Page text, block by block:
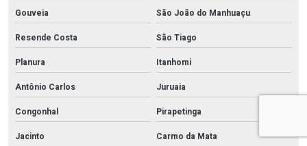
Gouveia
São João do Manhuaçu
Resende Costa
São Tiago
Planura
Itanhomi
Antônio Carlos
Juruaia
Congonhal
Pirapetinga
Jacinto
Carmo da Mata